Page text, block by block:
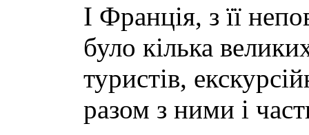
І Франція, з її
було кілька
туристів,
разом з ними і